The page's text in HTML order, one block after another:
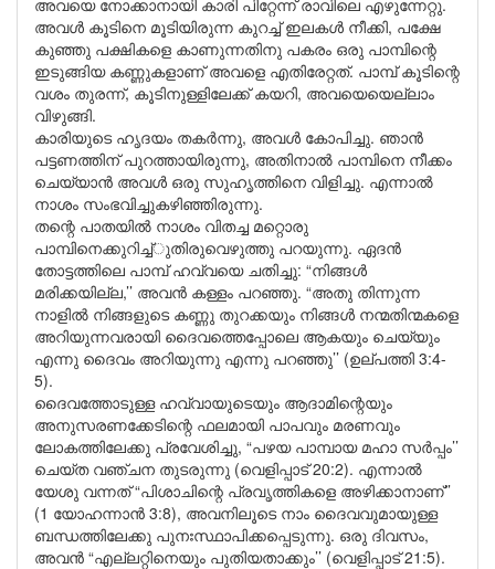
അവയെ നോക്കാനായി കാരി പിറ്റേന്ന് രാവിലെ എഴുന്നേറ്റു.
അവൾ കൂടിനെ മൂടിയിരുന്ന കുറച്ച് ഇലകൾ നീക്കി, പക്ഷേ
കുഞ്ഞു പക്ഷികളെ കാണുന്നതിനു പകരം ഒരു പാമ്പിന്റെ
ഇടുങ്ങിയ കണ്ണുകളാണ് അവളെ എതിരേറ്റത്. പാമ്പ് കൂടിന്റെ
വശം തുരന്ന്, കൂടിനുള്ളിലേക്ക് കയറി, അവയെയെല്ലാം
വിഴുങ്ങി.
കാരിയുടെ ഹൃദയം തകർന്നു, അവൾ കോപിച്ചു. ഞാൻ
പട്ടണത്തിന് പുറത്തായിരുന്നു, അതിനാൽ പാമ്പിനെ നീക്കം
ചെയ്യാൻ അവൾ ഒരു സുഹൃത്തിനെ വിളിച്ചു. എന്നാൽ
നാശം സംഭവിച്ചുകഴിഞ്ഞിരുന്നു.
തന്റെ പാതയിൽ നാശം വിതച്ച മറ്റൊരു
പാമ്പിനെക്കുറിച്ച്ുതിരുവെഴുത്തു പറയുന്നു. ഏദൻ
തോട്ടത്തിലെ പാമ്പ് ഹവ്വയെ ചതിച്ചു: “നിങ്ങൾ
മരിക്കയില്ല,’’ അവൻ കള്ളം പറഞ്ഞു. “അതു തിന്നുന്ന
നാളിൽ നിങ്ങളുടെ കണ്ണു തുറക്കയും നിങ്ങൾ നന്മതിന്മകളെ
അറിയുന്നവരായി ദൈവത്തെപ്പോലെ ആകയും ചെയ്യും
എന്നു ദൈവം അറിയുന്നു എന്നു പറഞ്ഞു’’ (ഉല്പത്തി 3:4-
5).
ദൈവത്തോടുള്ള ഹവ്വായുടെയും ആദാമിന്റെയും
അനുസരണക്കേടിന്റെ ഫലമായി പാപവും മരണവും
ലോകത്തിലേക്കു പ്രവേശിച്ചു, “പഴയ പാമ്പായ മഹാ സർപ്പം’’
ചെയ്ത വഞ്ചന തുടരുന്നു (വെളിപ്പാട് 20:2). എന്നാൽ
യേശു വന്നത് “പിശാചിന്റെ പ്രവൃത്തികളെ അഴിക്കാനാണ്’’
(1 യോഹന്നാൻ 3:8), അവനിലൂടെ നാം ദൈവവുമായുള്ള
ബന്ധത്തിലേക്കു പുനഃസ്ഥാപിക്കപ്പെടുന്നു. ഒരു ദിവസം,
അവൻ “എല്ലറ്റിനെയും പുതിയതാക്കും’’ (വെളിപ്പാട് 21:5).